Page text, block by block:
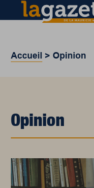
Accueil >Opinion
Opinion